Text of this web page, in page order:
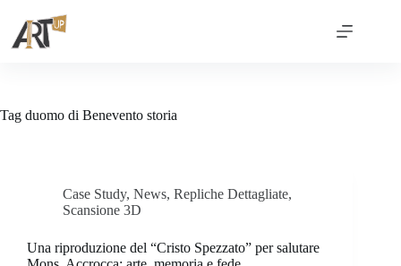
Tag duomo di Benevento storia
Case Study, News, Repliche Dettagliate,
Scansione 3D
Una riproduzione del “Cristo Spezzato” per salutare